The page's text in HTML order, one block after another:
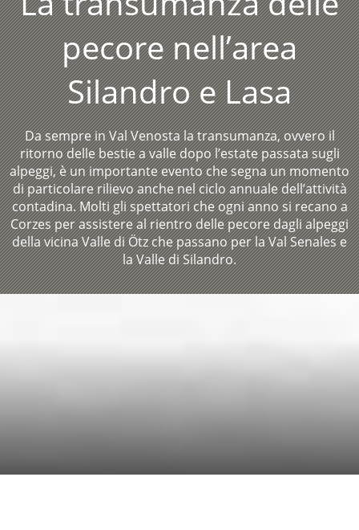
pecore nell’area
Silandro e Lasa
Da sempre in Val Venosta la transumanza, ovvero il
ritorno delle bestie a valle dopo l’estate passata sugli
alpeggi, è un importante evento che segna un momento
di particolare rilievo anche nel ciclo annuale dell’attività
contadina. Molti gli spettatori che ogni anno si recano a
Corzes per assistere al rientro delle pecore dagli alpeggi
della vicina Valle di Ötz che passano per la Val Senales e
la Valle di Silandro.